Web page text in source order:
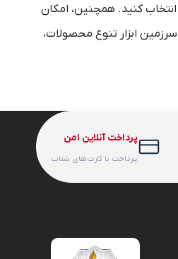
انتخاب کنید. همچنین، امکان
ابزار تنوع محصولات،
پرداخت آنلاین امن
پرداخت با کارت‌های شتاب